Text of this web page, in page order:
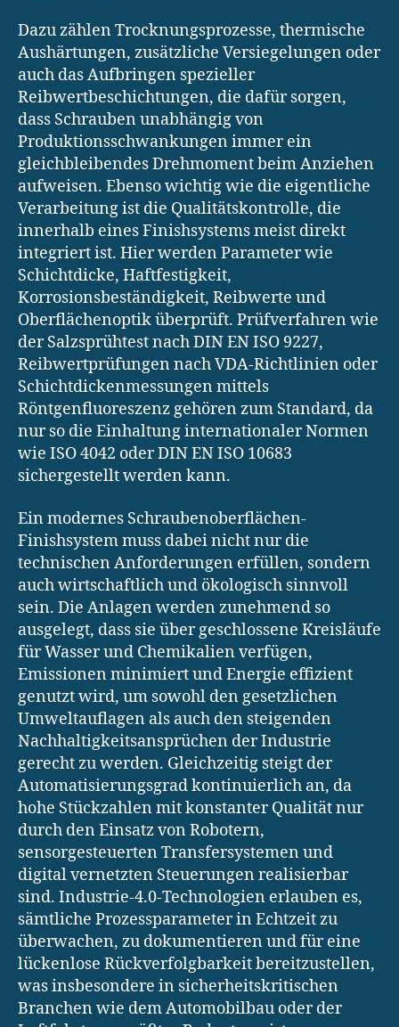
Dazu zählen Trocknungsprozesse, thermische
Aushärtungen, zusätzliche Versiegelungen oder
auch das Aufbringen spezieller
Reibwertbeschichtungen, die dafür sorgen,
dass Schrauben unabhängig von
Produktionsschwankungen immer ein
gleichbleibendes Drehmoment beim Anziehen
aufweisen. Ebenso wichtig wie die eigentliche
Verarbeitung ist die Qualitätskontrolle, die
innerhalb eines Finishsystems meist direkt
integriert ist. Hier werden Parameter wie
Schichtdicke, Haftfestigkeit,
Korrosionsbeständigkeit, Reibwerte und
Oberflächenoptik überprüft. Prüfverfahren wie
der Salzsprühtest nach DIN EN ISO 9227,
Reibwertprüfungen nach VDA-Richtlinien oder
Schichtdickenmessungen mittels
Röntgenfluoreszenz gehören zum Standard, da
nur so die Einhaltung internationaler Normen
wie ISO 4042 oder DIN EN ISO 10683
sichergestellt werden kann.
Ein modernes Schraubenoberflächen-
Finishsystem muss dabei nicht nur die
technischen Anforderungen erfüllen, sondern
auch wirtschaftlich und ökologisch sinnvoll
sein. Die Anlagen werden zunehmend so
ausgelegt, dass sie über geschlossene Kreisläufe
für Wasser und Chemikalien verfügen,
Emissionen minimiert und Energie effizient
genutzt wird, um sowohl den gesetzlichen
Umweltauflagen als auch den steigenden
Nachhaltigkeitsansprüchen der Industrie
gerecht zu werden. Gleichzeitig steigt der
Automatisierungsgrad kontinuierlich an, da
hohe Stückzahlen mit konstanter Qualität nur
durch den Einsatz von Robotern,
sensorgesteuerten Transfersystemen und
digital vernetzten Steuerungen realisierbar
sind. Industrie-4.0-Technologien erlauben es,
sämtliche Prozessparameter in Echtzeit zu
überwachen, zu dokumentieren und für eine
lückenlose Rückverfolgbarkeit bereitzustellen,
was insbesondere in sicherheitskritischen
Branchen wie dem Automobilbau oder der